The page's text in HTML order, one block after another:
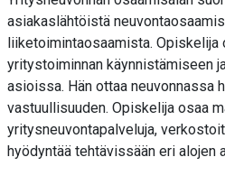
asiakaslähtöistä
liiketoimintaosaamista. Opiskelija
yritystoiminnan käynnistämiseen
asioissa. Hän ottaa neuvonnassa
vastuullisuuden. Opiskelija osaa
yritysneuvontapalveluja,
hyödyntää tehtävissään eri alojen